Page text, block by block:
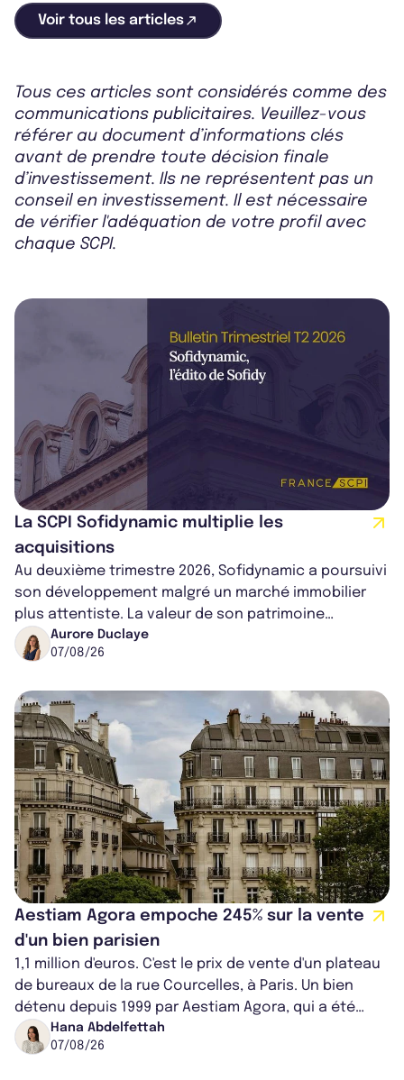
Voir tous les articles
Tous ces articles sont considérés comme des
communications publicitaires. Veuillez-vous
référer au document d’informations clés
avant de prendre toute décision finale
d’investissement. Ils ne représentent pas un
conseil en investissement. Il est nécessaire
de vérifier l'adéquation de votre profil avec
chaque SCPI.
La SCPI Sofidynamic multiplie les
acquisitions
Au deuxième trimestre 2026, Sofidynamic a poursuivi
son développement malgré un marché immobilier
plus attentiste. La valeur de son patrimoine
progresse de 3,8% à périmètre constan...
Aurore Duclaye
07/08/26
Aestiam Agora empoche 245% sur la vente
d'un bien parisien
1,1 million d'euros. C'est le prix de vente d'un plateau
de bureaux de la rue Courcelles, à Paris. Un bien
détenu depuis 1999 par Aestiam Agora, qui a été
cédé avec une plus-value...
Hana Abdelfettah
07/08/26